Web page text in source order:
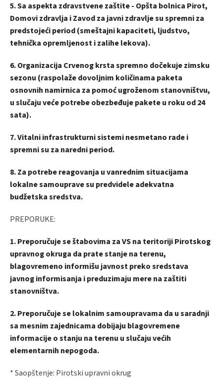
5. Sa aspekta zdravstvene zaštite - Opšta bolnica Pirot,
Domovi zdravlja i Zavod za javni zdravlje su spremni za
predstojeći period (smeštajni kapaciteti, ljudstvo,
tehnička opremljenost i zalihe lekova).
6. Organizacija Crvenog krsta spremno dočekuje zimsku
sezonu (raspolaže dovoljnim količinama paketa
osnovnih namirnica za pomoć ugroženom stanovništvu,
u slučaju veće potrebe obezbeđuje pakete u roku od 24
sata).
7. Vitalni infrastrukturni sistemi nesmetano rade i
spremni su za naredni period.
8. Za potrebe reagovanja u vanrednim situacijama
lokalne samouprave su predvidele adekvatna
budžetska sredstva.
PREPORUKE:
1. Preporučuje se štabovima za VS na teritoriji Pirotskog
upravnog okruga da prate stanje na terenu,
blagovremeno informišu javnost preko sredstava
javnog informisanja i preduzimaju mere na zaštiti
stanovništva.
2. Preporučuje se lokalnim samoupravama da u saradnji
sa mesnim zajednicama dobijaju blagovremene
informacije o stanju na terenu u slučaju većih
elementarnih nepogoda.
* Saopštenje: Pirotski upravni okrug